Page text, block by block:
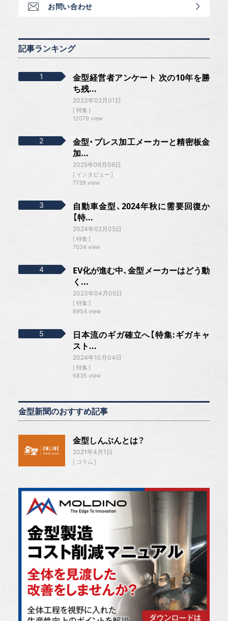
お問い合わせ
記事ランキング
金型経営者アンケート 次の10年を勝
ち残...
2023年02月01日
特集
12079 view
金型・プレス加工メーカーと精密板金
加...
2025年06月06日
インタビュー
7739 view
自動車金型、2024年秋に需要回復か
【特...
2024年02月05日
特集
7034 view
EV化が進む中、金型メーカーはどう動
く...
2023年04月05日
特集
6954 view
日本流のギガ確立へ【特集:ギガキャ
スト...
2024年10月04日
特集
6835 view
金型新聞のおすすめ記事
金型しんぶんとは？
2021年4月1日
コラム